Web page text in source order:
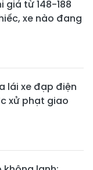
giá từ 148-188
xe nào đang
lái xe đạp điện
xử phạt giao